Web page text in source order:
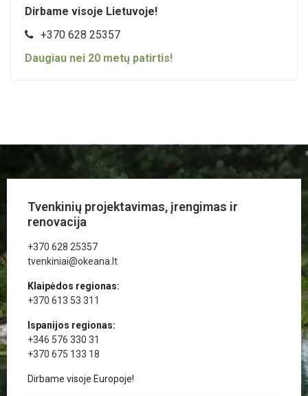
Dirbame visoje Lietuvoje!
+370 628 25357
Daugiau nei 20 metų patirtis!
Tvenkinių projektavimas, įrengimas ir
renovacija
+370 628 25357
tvenkiniai@okeana.lt
Klaipėdos regionas:
+370 613 53 311
Ispanijos regionas:
+346 576 330 31
+370 675 133 18
Dirbame visoje Europoje!